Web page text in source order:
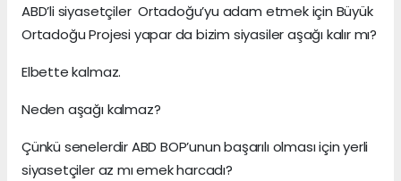
ABD’li siyasetçiler Ortadoğu’yu adam etmek için Büyük
Ortadoğu Projesi yapar da bizim siyasiler aşağı kalır mı?
Elbette kalmaz.
Neden aşağı kalmaz?
Çünkü senelerdir ABD BOP’unun başarılı olması için yerli
siyasetçiler az mı emek harcadı?